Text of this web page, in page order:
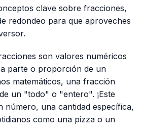
clave sobre fracciones,
redondeo para que aproveches
son valores numéricos
parte o proporción de un
matemáticos, una fracción
un "todo" o "entero". ¡Este
número, una cantidad específica,
como una pizza o un